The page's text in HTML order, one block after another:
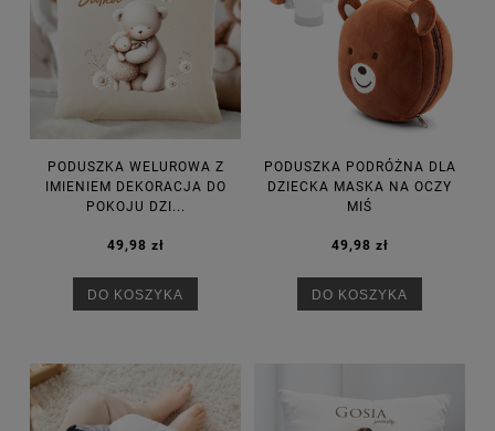
PODUSZKA WELUROWA Z
IMIENIEM DEKORACJA DO
POKOJU DZI...
49,98 zł
DO KOSZYKA
PODUSZKA PODRÓŻNA DLA
DZIECKA MASKA NA OCZY
MIŚ
49,98 zł
DO KOSZYKA